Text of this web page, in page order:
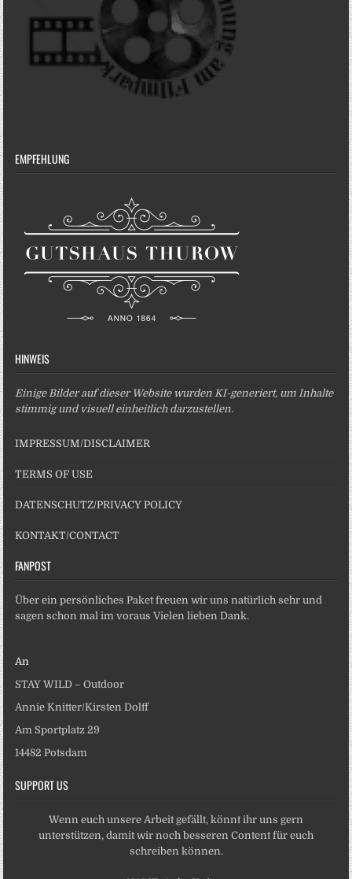
EMPFEHLUNG
HINWEIS
Einige Bilder auf dieser Website wurden KI-generiert, um Inhalte
stimmig und visuell einheitlich darzustellen.
IMPRESSUM/DISCLAIMER
TERMS OF USE
DATENSCHUTZ/PRIVACY POLICY
KONTAKT/CONTACT
FANPOST
Über ein persönliches Paket freuen wir uns natürlich sehr und
sagen schon mal im voraus Vielen lieben Dank.
An
STAY WILD – Outdoor
Annie Knitter/Kirsten Dolff
Am Sportplatz 29
14482 Potsdam
SUPPORT US
Wenn euch unsere Arbeit gefällt, könnt ihr uns gern
unterstützen, damit wir noch besseren Content für euch
schreiben können.